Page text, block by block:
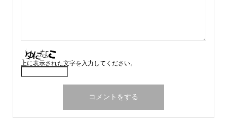
上に表示された文字を入力してください。